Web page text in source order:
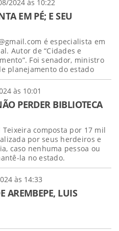
2024 às 10:22
EM PÉ; E SEU
é especialista em
Autor de “Cidades e
Foi senador, ministro
planejamento do estado
às 10:01
PERDER BIBLIOTECA
composta por 17 mil
por seus herdeiros e
caso nenhuma pessoa ou
la no estado.
às 14:33
AREMBEPE, LUIS